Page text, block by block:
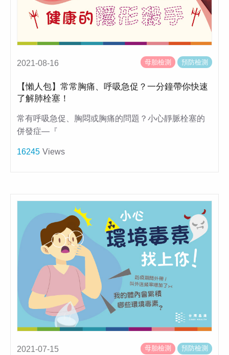
2021-08-16 母胎檢測 預防檢測
【懶人包】常常胸痛、呼吸急促？一分鐘帶你快速
了解肺栓塞！
常有呼吸急促、胸悶或胸痛的問題？小心靜脈栓塞的
併發症—『
16245 Views
2021-07-15 母胎檢測 預防檢測